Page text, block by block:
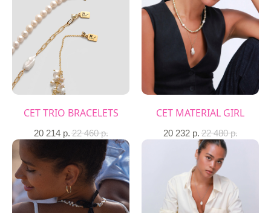
СЕТ TRIO BRACELETS
20 214 р. 22 460 р.
СЕТ MATERIAL GIRL
20 232 р. 22 480 р.